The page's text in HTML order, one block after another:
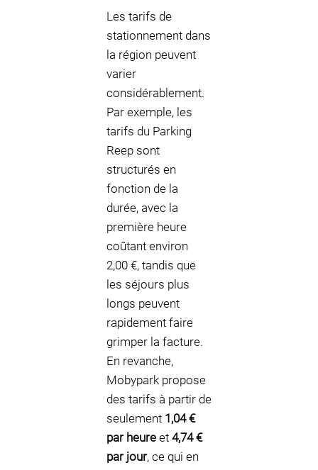
Les tarifs de
stationnement dans
la région peuvent
varier
considérablement.
Par exemple, les
tarifs du Parking
Reep sont
structurés en
fonction de la
durée, avec la
première heure
coûtant environ
2,00 €, tandis que
les séjours plus
longs peuvent
rapidement faire
grimper la facture.
En revanche,
Mobypark propose
des tarifs à partir de
seulement 1,04 €
par heure et 4,74 €
par jour, ce qui en